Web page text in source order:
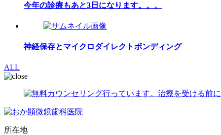
今年の診療もあと3日になります。。。
神経保存とマイクロダイレクトボンディング
ALL
所在地